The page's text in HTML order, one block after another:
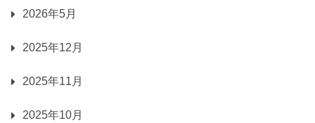
2026年5月
2025年12月
2025年11月
2025年10月